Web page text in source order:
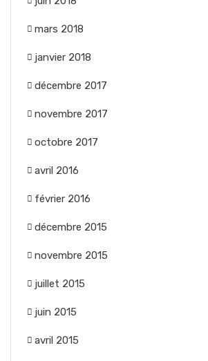
mars 2018
janvier 2018
décembre 2017
novembre 2017
octobre 2017
avril 2016
février 2016
décembre 2015
novembre 2015
juillet 2015
juin 2015
avril 2015